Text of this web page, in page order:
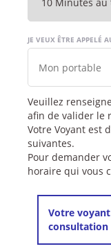
JE VEUX ÊTRE APPELÉ
Veuillez
afin de valider le
Votre Voyant est
suivantes.
Pour demander
horaire qui vous
Votre
consultation